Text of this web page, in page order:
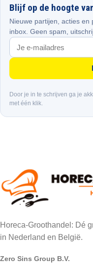
Blijf op de hoogte
Nieuwe partijen, acties
inbox. Geen spam,
Door je in te schrijven ga je
met één klik.
Horeca-Groothandel: Dé
in Nederland en België.
Zero Sins Group B.V.